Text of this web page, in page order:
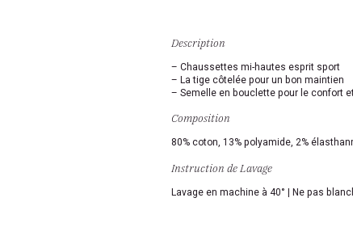
Description
– Chaussettes mi-hautes esprit sport
– La tige côtelée pour un bon maintien
– Semelle en bouclette pour le confort
Composition
80% coton, 13% polyamide, 2%
Instruction de Lavage
Lavage en machine à 40° | Ne pas